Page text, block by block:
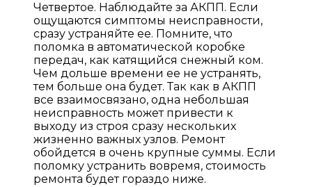
Четвертое. Наблюдайте за АКПП. Если
ощущаются симптомы неисправности,
сразу устраняйте ее. Помните, что
поломка в автоматической коробке
передач, как катящийся снежный ком.
Чем дольше времени ее не устранять,
тем больше она будет. Так как в АКПП
все взаимосвязано, одна небольшая
неисправность может привести к
выходу из строя сразу нескольких
жизненно важных узлов. Ремонт
обойдется в очень крупные суммы. Если
поломку устранить вовремя, стоимость
ремонта будет гораздо ниже.